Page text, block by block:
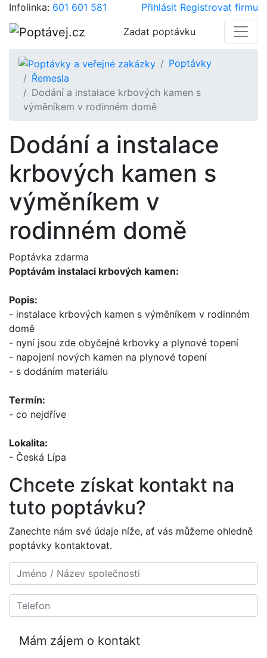
Infolinka: 601 601 581 Přihlásit Registrovat firmu
Zadat poptávku
Poptávky
Řemesla
Dodání a instalace krbových kamen s
výměníkem v rodinném domě
Dodání a instalace
krbových kamen s
výměníkem v
rodinném domě
Poptávka zdarma
Poptávám instalaci krbových kamen:
Popis:
- instalace krbových kamen s výměníkem v rodinném
domě
- nyní jsou zde obyčejné krbovky a plynové topení
- napojení nových kamen na plynové topení
- s dodáním materiálu
Termín:
- co nejdříve
Lokalita:
- Česká Lípa
Chcete získat kontakt na
tuto poptávku?
Zanechte nám své údaje níže, ať vás můžeme ohledně
poptávky kontaktovat.